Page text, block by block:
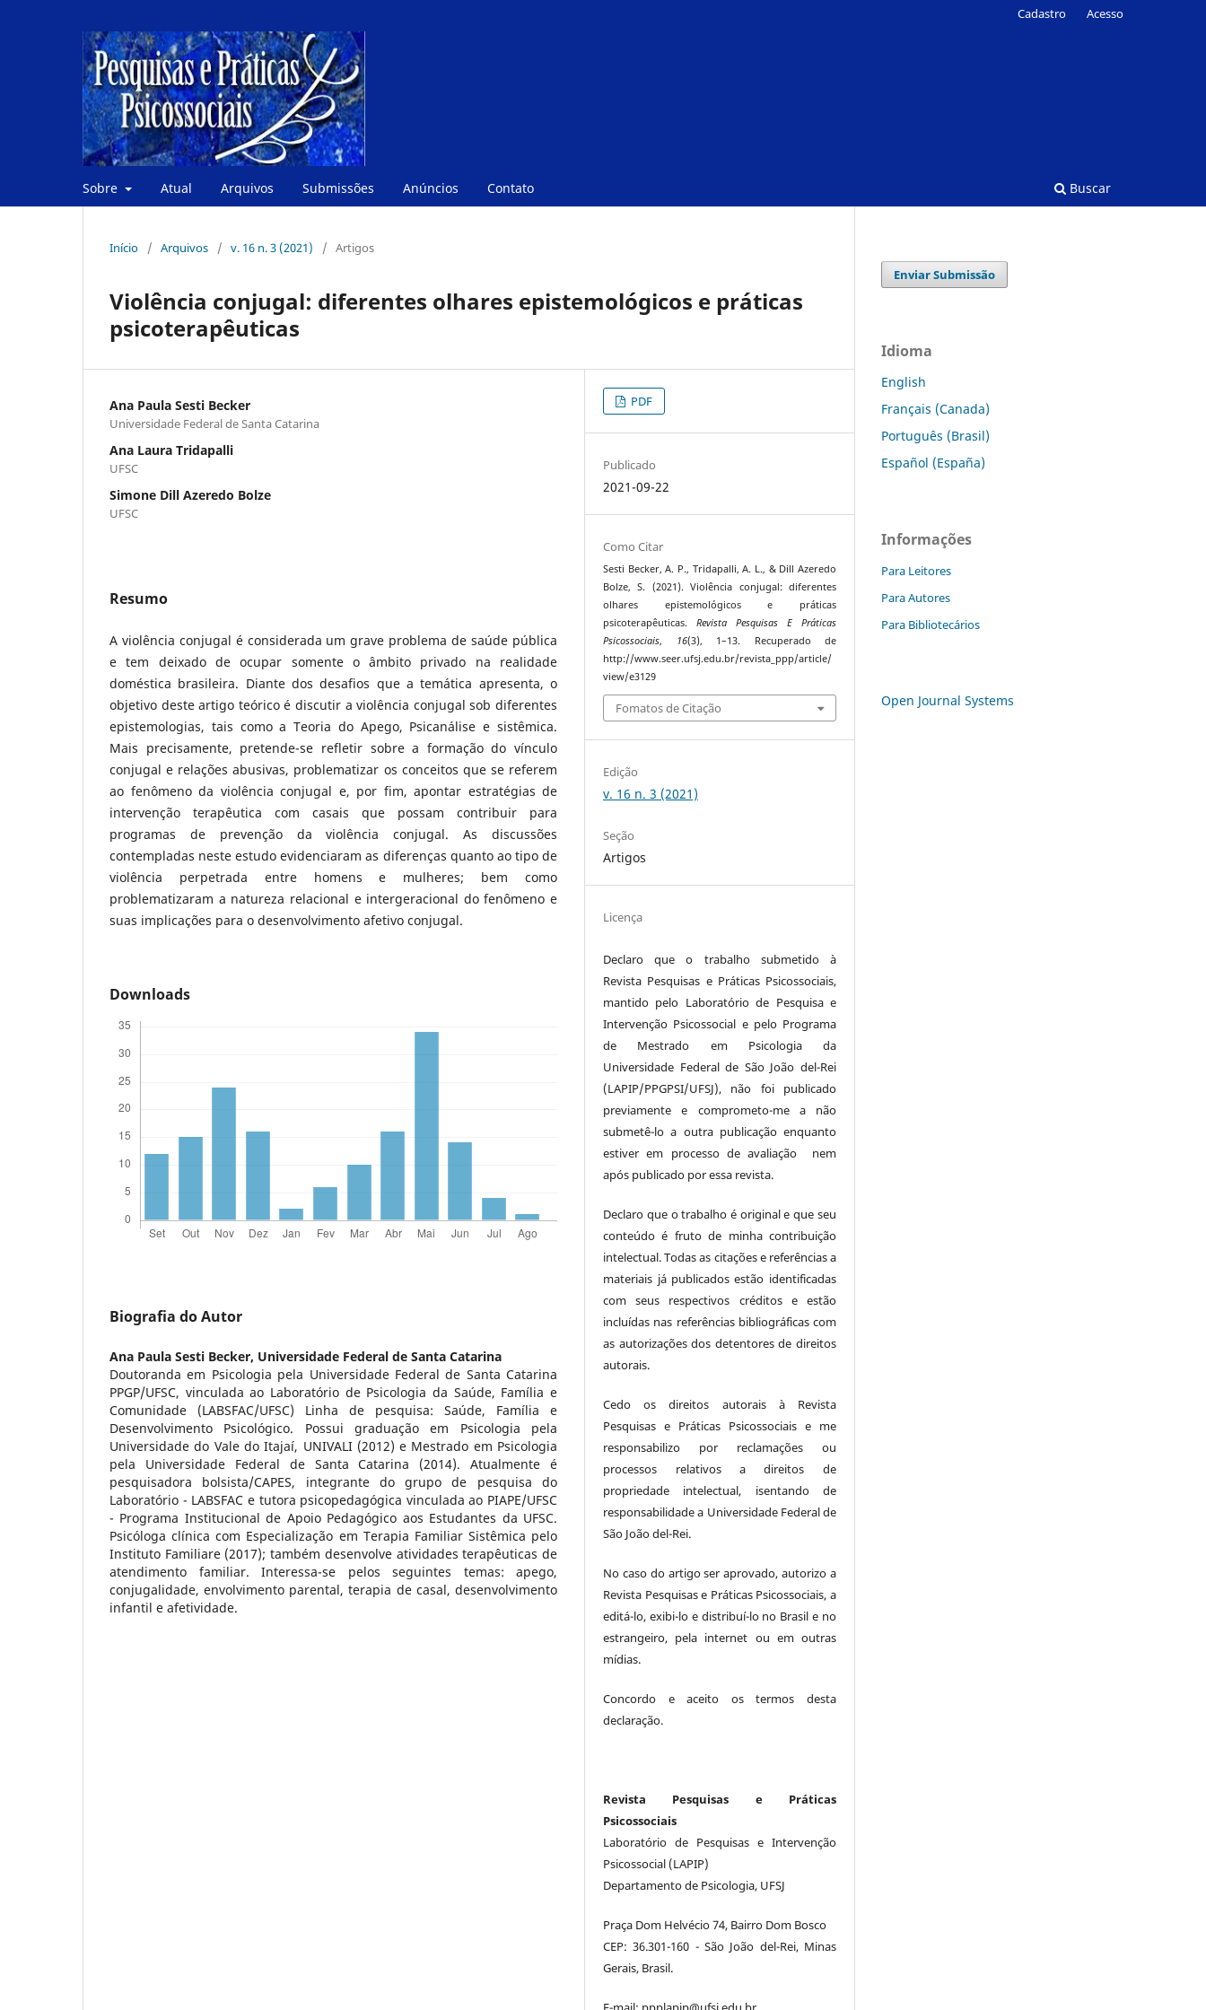
Sobre Atual Arquivos Submissões Anúncios Contato Buscar
Cadastro Acesso
Início / Arquivos / v. 16 n. 3 (2021) / Artigos
Violência conjugal: diferentes olhares epistemológicos e práticas
psicoterapêuticas
Ana Paula Sesti Becker
Universidade Federal de Santa Catarina
Ana Laura Tridapalli
UFSC
Simone Dill Azeredo Bolze
UFSC
Resumo
A violência conjugal é considerada um grave problema de saúde pública
e tem deixado de ocupar somente o âmbito privado na realidade
doméstica brasileira. Diante dos desafios que a temática apresenta, o
objetivo deste artigo teórico é discutir a violência conjugal sob diferentes
epistemologias, tais como a Teoria do Apego, Psicanálise e sistêmica.
Mais precisamente, pretende-se refletir sobre a formação do vínculo
conjugal e relações abusivas, problematizar os conceitos que se referem
ao fenômeno da violência conjugal e, por fim, apontar estratégias de
intervenção terapêutica com casais que possam contribuir para
programas de prevenção da violência conjugal. As discussões
contempladas neste estudo evidenciaram as diferenças quanto ao tipo de
violência perpetrada entre homens e mulheres; bem como
problematizaram a natureza relacional e intergeracional do fenômeno e
suas implicações para o desenvolvimento afetivo conjugal.
Downloads
Biografia do Autor
Ana Paula Sesti Becker, Universidade Federal de Santa Catarina
Doutoranda em Psicologia pela Universidade Federal de Santa Catarina
PPGP/UFSC, vinculada ao Laboratório de Psicologia da Saúde, Família e
Comunidade (LABSFAC/UFSC) Linha de pesquisa: Saúde, Família e
Desenvolvimento Psicológico. Possui graduação em Psicologia pela
Universidade do Vale do Itajaí, UNIVALI (2012) e Mestrado em Psicologia
pela Universidade Federal de Santa Catarina (2014). Atualmente é
pesquisadora bolsista/CAPES, integrante do grupo de pesquisa do
Laboratório - LABSFAC e tutora psicopedagógica vinculada ao PIAPE/UFSC
- Programa Institucional de Apoio Pedagógico aos Estudantes da UFSC.
Psicóloga clínica com Especialização em Terapia Familiar Sistêmica pelo
Instituto Familiare (2017); também desenvolve atividades terapêuticas de
atendimento familiar. Interessa-se pelos seguintes temas: apego,
conjugalidade, envolvimento parental, terapia de casal, desenvolvimento
infantil e afetividade.
PDF
Publicado
2021-09-22
Como Citar
Sesti Becker, A. P., Tridapalli, A. L., & Dill Azeredo
Bolze, S. (2021). Violência conjugal: diferentes
olhares epistemológicos e práticas
psicoterapêuticas.Revista Pesquisas E Práticas
Psicossociais, 16(3), 1–13. Recuperado de
http://www.seer.ufsj.edu.br/revista_ppp/article/
view/e3129
Fomatos de Citação
Edição
v. 16 n. 3 (2021)
Seção
Artigos
Licença
Declaro que o trabalho submetido à
Revista Pesquisas e Práticas Psicossociais,
mantido pelo Laboratório de Pesquisa e
Intervenção Psicossocial e pelo Programa
de Mestrado em Psicologia da
Universidade Federal de São João del-Rei
(LAPIP/PPGPSI/UFSJ), não foi publicado
previamente e comprometo-me a não
submetê-lo a outra publicação enquanto
estiver em processo de avaliação nem
após publicado por essa revista.
Declaro que o trabalho é original e que seu
conteúdo é fruto de minha contribuição
intelectual. Todas as citações e referências a
materiais já publicados estão identificadas
com seus respectivos créditos e estão
incluídas nas referências bibliográficas com
as autorizações dos detentores de direitos
autorais.
Cedo os direitos autorais à Revista
Pesquisas e Práticas Psicossociais e me
responsabilizo por reclamações ou
processos relativos a direitos de
propriedade intelectual, isentando de
responsabilidade a Universidade Federal de
São João del-Rei.
No caso do artigo ser aprovado, autorizo a
Revista Pesquisas e Práticas Psicossociais, a
editá-lo, exibi-lo e distribuí-lo no Brasil e no
estrangeiro, pela internet ou em outras
mídias.
Concordo e aceito os termos desta
declaração.
Revista Pesquisas e Práticas
Psicossociais
Laboratório de Pesquisas e Intervenção
Psicossocial (LAPIP)
Departamento de Psicologia, UFSJ
Praça Dom Helvécio 74, Bairro Dom Bosco
CEP: 36.301-160 - São João del-Rei, Minas
Gerais, Brasil.
Enviar Submissão
Idioma
English
Français (Canada)
Português (Brasil)
Español (España)
Informações
Para Leitores
Para Autores
Para Bibliotecários
Open Journal Systems